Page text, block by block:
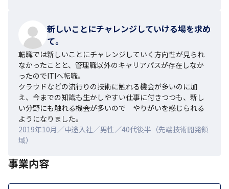
新しいことにチャレンジしていける場を求め
て。
転職では新しいことにチャレンジしていく方向性が見られ
なかったことと、管理職以外のキャリアパスが存在しなか
ったのでITIへ転職。
クラウドなどの流行りの技術に触れる機会が多いのに加
え、今までの知識も生かしやすい仕事に付きつつも、新し
い分野にも触れる機会が多いので　やりがいを感じられる
ようになりました。
2019年10月／中途入社／男性／40代後半（先端技術開発領
域）
事業内容